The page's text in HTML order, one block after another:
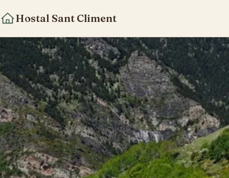
Hostal Sant Climent